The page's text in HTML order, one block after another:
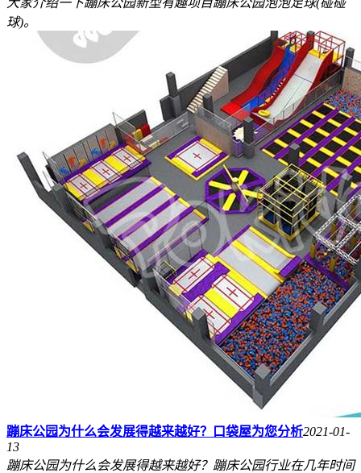
球)。
蹦床公园为什么会发展得越来越好？口袋屋为您分析2021-01-
13
蹦床公园为什么会发展得越来越好？蹦床公园行业在几年时间